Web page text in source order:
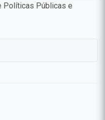
Políticas Públicas e